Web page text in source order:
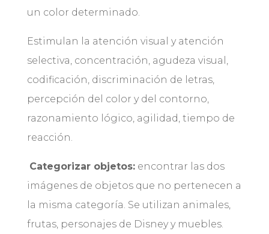
un color determinado.
Estimulan la atención visual y atención
selectiva, concentración, agudeza visual,
codificación, discriminación de letras,
percepción del color y del contorno,
razonamiento lógico, agilidad, tiempo de
reacción.
Categorizar objetos:encontrar las dos
imágenes de objetos que no pertenecen a
la misma categoría. Se utilizan animales,
frutas, personajes de Disney y muebles.